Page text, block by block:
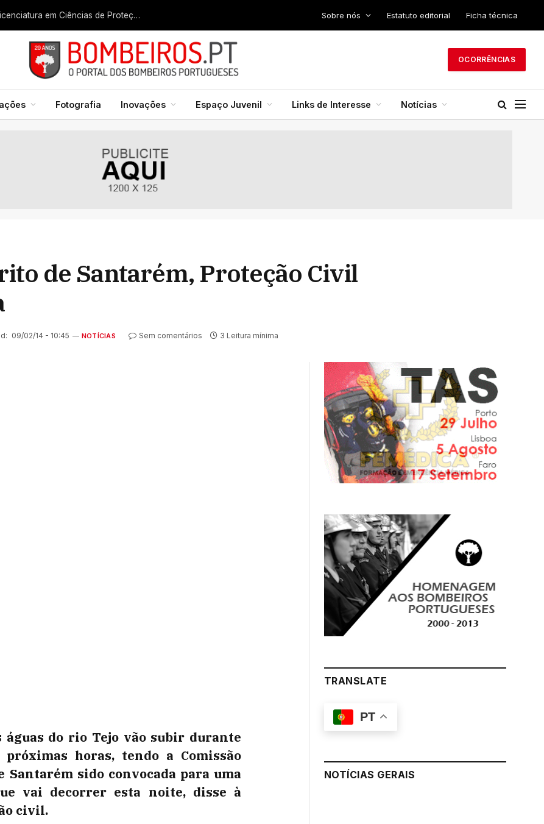
Liga dos Bombeiros quer fazer nascer licenciatura em Ciências de Proteção Civil e Bombeiros Sobre nós Estatuto editorial Ficha técnica
OCORRÊNCIAS
Fotografia Inovações Espaço Juvenil Links de Interesse Notícias
de Santarém, Proteção Civil
09/02/14 - 10:45 NOTÍCIAS Sem comentários 3 Leitura mínima
águas do rio Tejo vão subir durante
próximas horas, tendo a Comissão
sido convocada para uma
vai decorrer esta noite, disse à
civil.
TRANSLATE
PT
NOTÍCIAS GERAIS